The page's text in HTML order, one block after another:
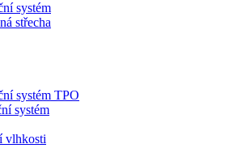
systém
střecha
systém TPO
systém
vlhkosti